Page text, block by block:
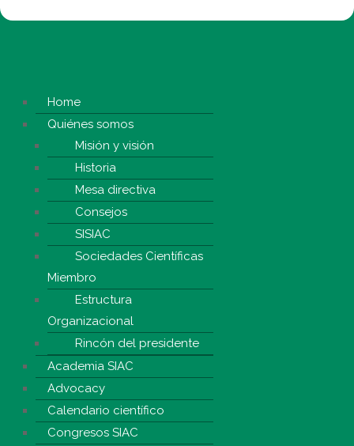
Home
Quiénes somos
Misión y visión
Historia
Mesa directiva
Consejos
SISIAC
Sociedades Científicas
Miembro
Estructura
Organizacional
Rincón del presidente
Academia SIAC
Advocacy
Calendario científico
Congresos SIAC